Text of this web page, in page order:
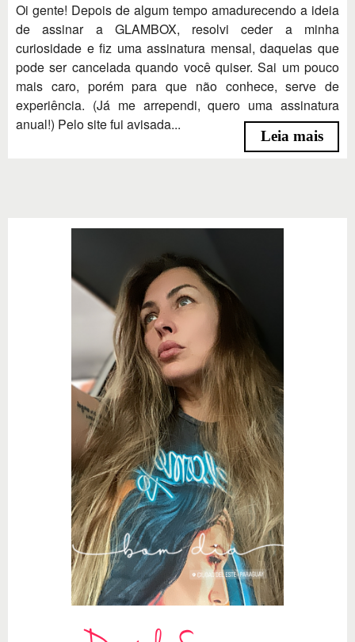
Oi gente! Depois de algum tempo amadurecendo a ideia
de assinar a GLAMBOX, resolvi ceder a minha
curiosidade e fiz uma assinatura mensal, daquelas que
pode ser cancelada quando você quiser. Sai um pouco
mais caro, porém para que não conhece, serve de
experiência. (Já me arrependi, quero uma assinatura
anual!) Pelo site fui avisada...
Leia mais